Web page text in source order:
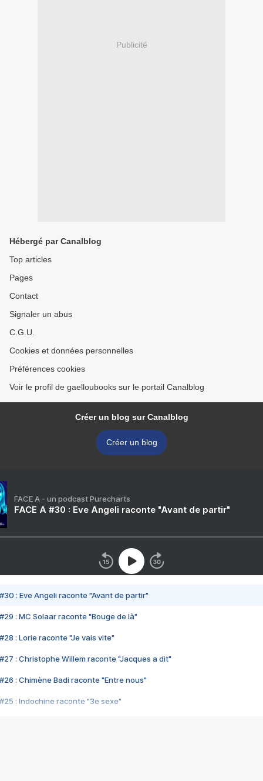
Publicité
Hébergé par Canalblog
Top articles
Pages
Contact
Signaler un abus
C.G.U.
Cookies et données personnelles
Préférences cookies
Voir le profil de gaelloubooks sur le portail Canalblog
Créer un blog sur Canalblog
Créer un blog
FACE A - un podcast Purecharts
FACE A #30 : Eve Angeli raconte "Avant de partir"
#30 : Eve Angeli raconte "Avant de partir"
#29 : MC Solaar raconte "Bouge de là"
#28 : Lorie raconte "Je vais vite"
#27 : Christophe Willem raconte "Jacques a dit"
#26 : Chimène Badi raconte "Entre nous"
#25 : Indochine raconte "3e sexe"